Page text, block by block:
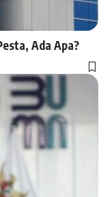
Ada Apa?